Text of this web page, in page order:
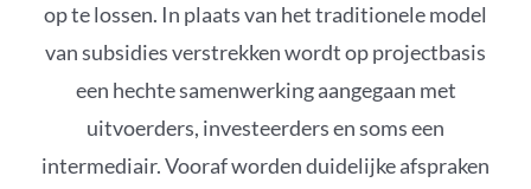
op te lossen. In plaats van het traditionele model
van subsidies verstrekken wordt op projectbasis
een hechte samenwerking aangegaan met
uitvoerders, investeerders en soms een
intermediair. Vooraf worden duidelijke afspraken